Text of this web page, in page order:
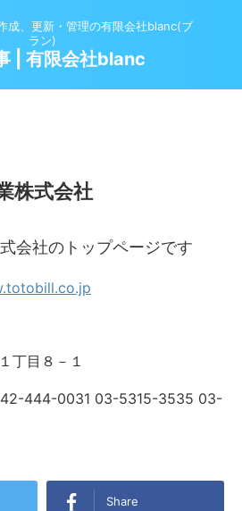
成、更新・管理の有限会社blanc(ブ
ラン)
| 有限会社blanc
株式会社
会社のトップページです
丁目８－１
444-0031 03-5315-3535 03-
Share